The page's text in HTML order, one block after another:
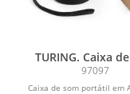
TURING. Caixa
portátil com faixa
exterio e
97097
Caixa de som portátil em